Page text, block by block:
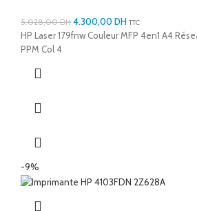
5.028,00DH 4.300,00DH TTC
HP Laser 179fnw Couleur MFP 4en1 A4
PPM Col 4
-9%